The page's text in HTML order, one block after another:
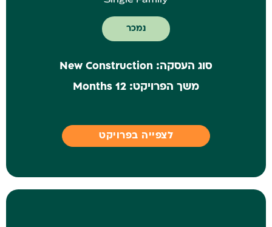
נמכר
סוג העסקה: New Construction
משך הפרויקט: 12 Months
לצפייה בפרויקט